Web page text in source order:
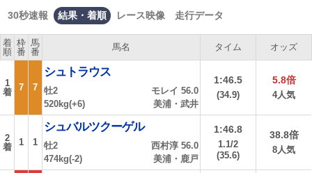
30秒速報 結果・着順 レース映像 走行データ
着
順
枠
番
馬
番
馬名 タイム オッズ
1
着
7 7
シュトラウス
牡2
520kg(+6)
モレイ 56.0
美浦・武井
1:46.5
(34.9)
5.8倍
4人気
2
着
1 1
シュバルツクーゲル
牡2
474kg(-2)
西村淳 56.0
美浦・鹿戸
1:46.8
1.1/2
(35.6)
38.8倍
8人気